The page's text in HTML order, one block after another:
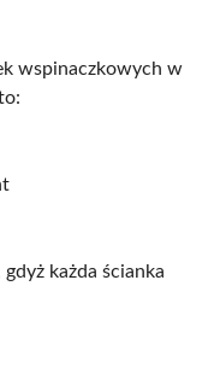
wspinaczkowych w
każda ścianka